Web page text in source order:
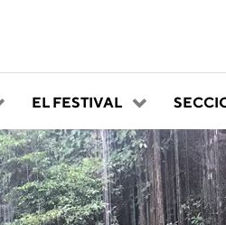
EL FESTIVAL